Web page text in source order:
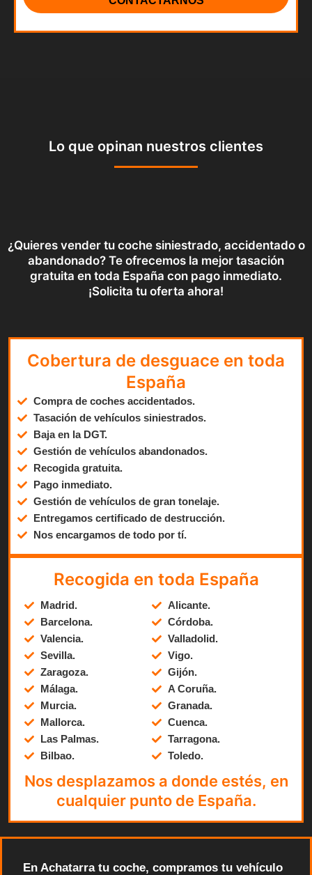
Lo que opinan nuestros clientes
¿Quieres vender tu coche siniestrado, accidentado o
abandonado? Te ofrecemos la mejor tasación
gratuita en toda España con pago inmediato.
¡Solicita tu oferta ahora!
Cobertura de desguace en toda
España
Compra de coches accidentados.
Tasación de vehículos siniestrados.
Baja en la DGT.
Gestión de vehículos abandonados.
Recogida gratuita.
Pago inmediato.
Gestión de vehículos de gran tonelaje.
Entregamos certificado de destrucción.
Nos encargamos de todo por tí.
Recogida en toda España
Madrid.
Barcelona.
Valencia.
Sevilla.
Zaragoza.
Málaga.
Murcia.
Mallorca.
Las Palmas.
Bilbao.
Alicante.
Córdoba.
Valladolid.
Vigo.
Gijón.
A Coruña.
Granada.
Cuenca.
Tarragona.
Toledo.
Nos desplazamos a donde estés, en
cualquier punto de España.
En Achatarra tu coche, compramos tu vehículo